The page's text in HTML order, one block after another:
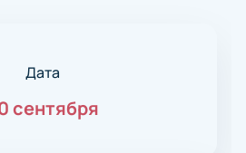
Дата
сентября